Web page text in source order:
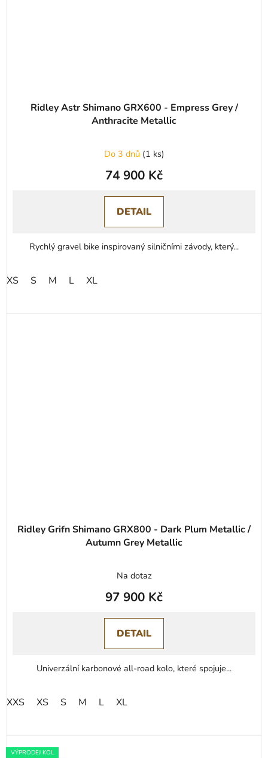
Ridley Astr Shimano GRX600 - Empress Grey /
Anthracite Metallic
Do 3 dnů (1 ks)
74 900 Kč
DETAIL
Rychlý gravel bike inspirovaný silničními závody, který...
XS S M L XL
Ridley Grifn Shimano GRX800 - Dark Plum Metallic /
Autumn Grey Metallic
Na dotaz
97 900 Kč
DETAIL
Univerzální karbonové all-road kolo, které spojuje...
XXS XS S M L XL
VÝPRODEJ KOL